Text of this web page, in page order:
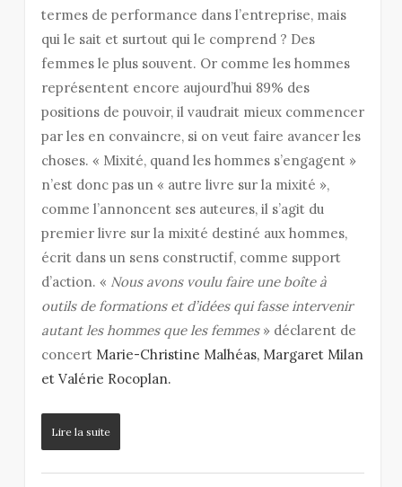
termes de performance dans l’entreprise, mais
qui le sait et surtout qui le comprend ? Des
femmes le plus souvent. Or comme les hommes
représentent encore aujourd’hui 89% des
positions de pouvoir, il vaudrait mieux commencer
par les en convaincre, si on veut faire avancer les
choses. « Mixité, quand les hommes s’engagent »
n’est donc pas un « autre livre sur la mixité »,
comme l’annoncent ses auteures, il s’agit du
premier livre sur la mixité destiné aux hommes,
écrit dans un sens constructif, comme support
d’action. « Nous avons voulu faire une boîte à
outils de formations et d’idées qui fasse intervenir
autant les hommes que les femmes» déclarent de
concert Marie-Christine Malhéas, Margaret Milan
et Valérie Rocoplan.
Lire la suite